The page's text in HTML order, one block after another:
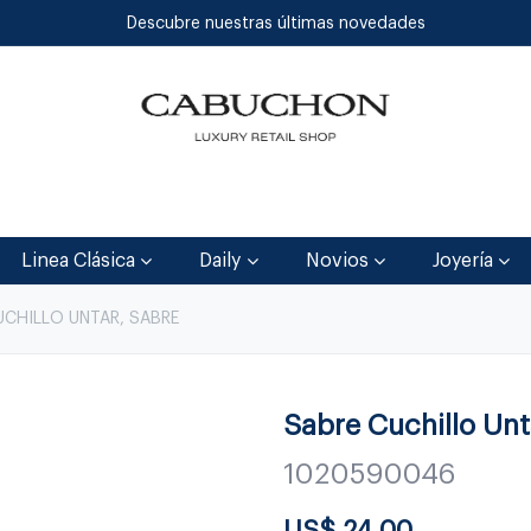
Descubre nuestras últimas novedades
Linea Clásica Daily Novios Joyería
UNTAR, SABRE
Sabre Cuchillo
1020590046